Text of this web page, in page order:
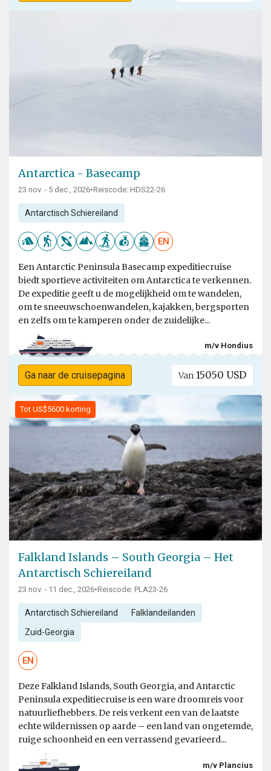
Antarctica - Basecamp
23 nov. - 5 dec., 2026•Reiscode: HDS22-26
Antarctisch Schiereiland
EN
Een Antarctic Peninsula Basecamp expeditiecruise
biedt sportieve activiteiten om Antarctica te verkennen.
De expeditie geeft u de mogelijkheid om te wandelen,
om te sneeuwschoenwandelen, kajakken, bergsporten
en zelfs om te kamperen onder de zuidelijke...
m/v Hondius
Ga naar de cruisepagina Van 15050 USD
Tot US$5600 korting
Falkland Islands – South Georgia – Het
Antarctisch Schiereiland
23 nov. - 11 dec., 2026•Reiscode: PLA23-26
Antarctisch Schiereiland Falklandeilanden
Zuid-Georgia
EN
Deze Falkland Islands, South Georgia, and Antarctic
Peninsula expeditiecruise is een ware droomreis voor
natuurliefhebbers. De reis verkent een van de laatste
echte wildernissen op aarde – een land van ongetemde,
ruige schoonheid en een verrassend gevarieerd...
m/v Plancius